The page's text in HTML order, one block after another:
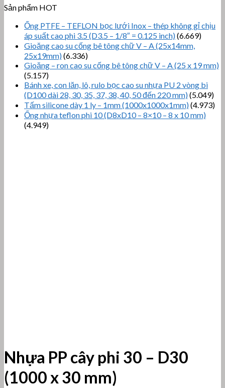
Sản phẩm HOT
Ống PTFE – TEFLON bọc lưới Inox – thép không gỉ chịu
áp suất cao phi 3.5 (D3.5 – 1/8″ = 0.125 inch)(6.669)
Gioăng cao su cống bê tông chữ V – A (25x14mm,
25x19mm)(6.336)
Gioăng – ron cao su cống bê tông chữ V – A (25 x 19 mm)
(5.157)
Bánh xe, con lăn, lô, rulo bọc cao su nhựa PU 2 vòng bi
(D100 dài 28, 30, 35, 37, 38, 40, 50 đến 220 mm)(5.049)
Tấm silicone dày 1 ly – 1mm (1000x1000x1mm)(4.973)
Ống nhựa teflon phi 10 (D8xD10 – 8×10 – 8 x 10 mm)
(4.949)
Nhựa PP cây phi 30 – D30
(1000 x 30 mm)